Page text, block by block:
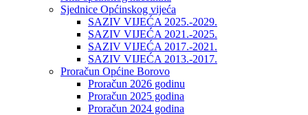
Sjednice Općinskog vijeća
SAZIV VIJEĆA 2025.-2029.
SAZIV VIJEĆA 2021.-2025.
SAZIV VIJEĆA 2017.-2021.
SAZIV VIJEĆA 2013.-2017.
Proračun Općine Borovo
Proračun 2026 godinu
Proračun 2025 godina
Proračun 2024 godina